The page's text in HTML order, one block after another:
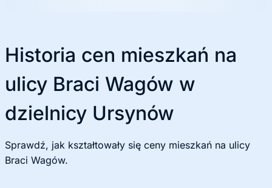
Historia cen mieszkań na
ulicy Braci Wagów w
dzielnicy Ursynów
Sprawdź, jak kształtowały się ceny mieszkań na ulicy
Braci Wagów.